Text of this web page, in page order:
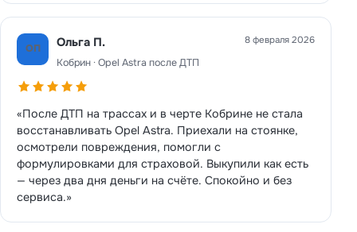
ОП Ольга П.
Кобрин · Opel Astra после ДТП
8 февраля 2026
«После ДТП на трассах и в черте Кобрине не стала
восстанавливать Opel Astra. Приехали на стоянке,
осмотрели повреждения, помогли с
формулировками для страховой. Выкупили как есть
— через два дня деньги на счёте. Спокойно и без
сервиса.»